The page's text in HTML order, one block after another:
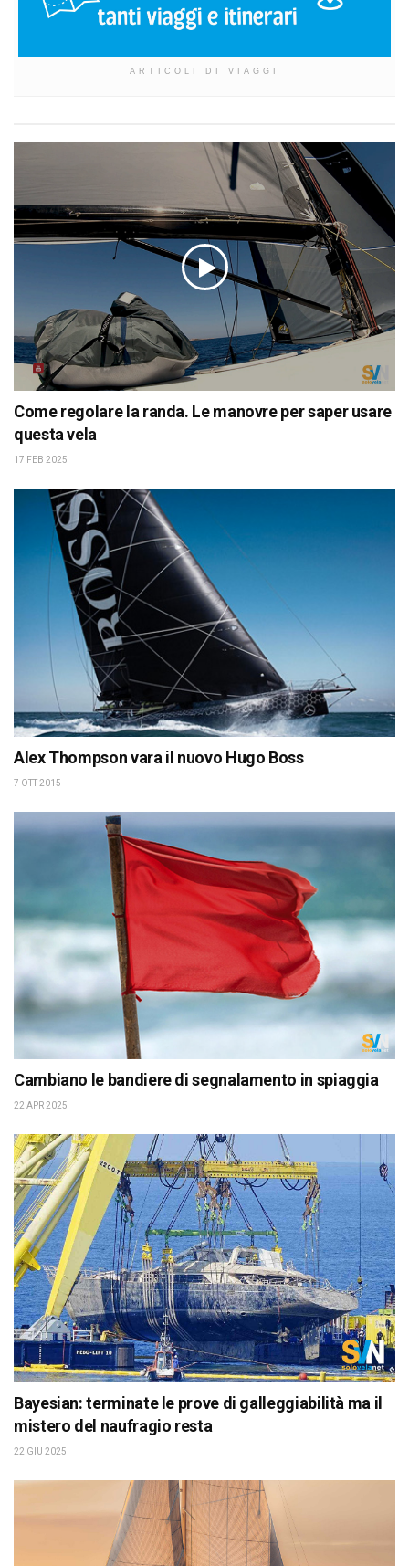
ARTICOLI DI VIAGGI
Come regolare la randa. Le manovre per saper usare
questa vela
17 FEB 2025
Alex Thompson vara il nuovo Hugo Boss
7 OTT 2015
Cambiano le bandiere di segnalamento in spiaggia
22 APR 2025
Bayesian: terminate le prove di galleggiabilità ma il
mistero del naufragio resta
22 GIU 2025